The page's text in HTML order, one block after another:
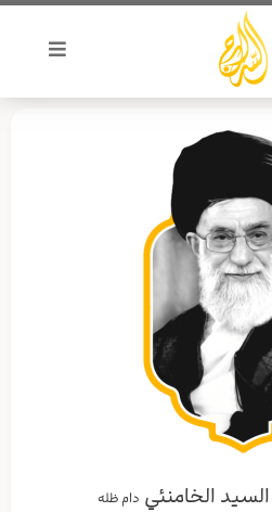
الخامنئي دام ظله